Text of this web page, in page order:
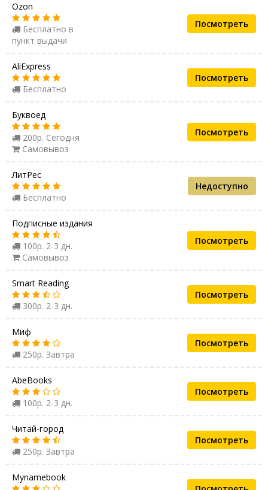
Ozon
Бесплатно в
пункт выдачи
Посмотреть
AliExpress
Бесплатно
Посмотреть
Буквоед
200р. Сегодня
Самовывоз
Посмотреть
ЛитРес
Бесплатно
Недоступно
Подписные издания
100р. 2-3 дн.
Самовывоз
Посмотреть
Smart Reading
300р. 2-3 дн.
Посмотреть
Миф
250р. Завтра
Посмотреть
AbeBooks
100р. 2-3 дн.
Посмотреть
Читай-город
250р. Завтра
Посмотреть
Mynamebook